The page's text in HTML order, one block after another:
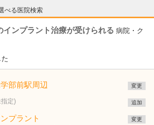
べる医院検索
び
インプラント治療が受けられる 病院・ク
部前駅周辺 変更
指定) 追加
プラント 変更